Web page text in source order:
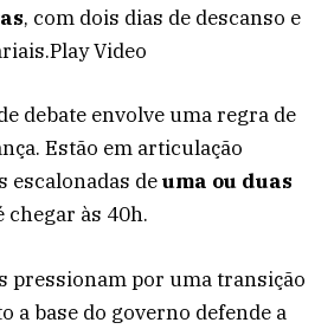
, com dois dias de descanso e
Video
debate envolve uma regra de
Estão em articulação
escalonadas deuma ou duas
chegar às 40h.
pressionam por uma transição
a base do governo defende a